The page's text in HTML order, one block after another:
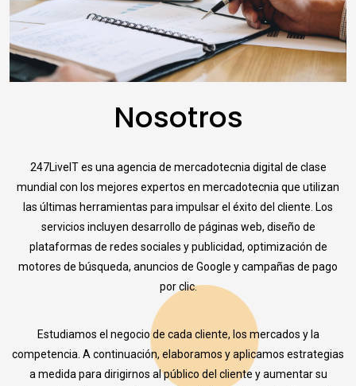
Nosotros
247LiveIT es una agencia de mercadotecnia digital de clase
mundial con los mejores expertos en mercadotecnia que utilizan
las últimas herramientas para impulsar el éxito del cliente. Los
servicios incluyen desarrollo de páginas web, diseño de
plataformas de redes sociales y publicidad, optimización de
motores de búsqueda, anuncios de Google y campañas de pago
por clic.
Estudiamos el negocio de cada cliente, los mercados y la
competencia. A continuación, elaboramos y aplicamos estrategias
a medida para dirigirnos al público del cliente y aumentar su